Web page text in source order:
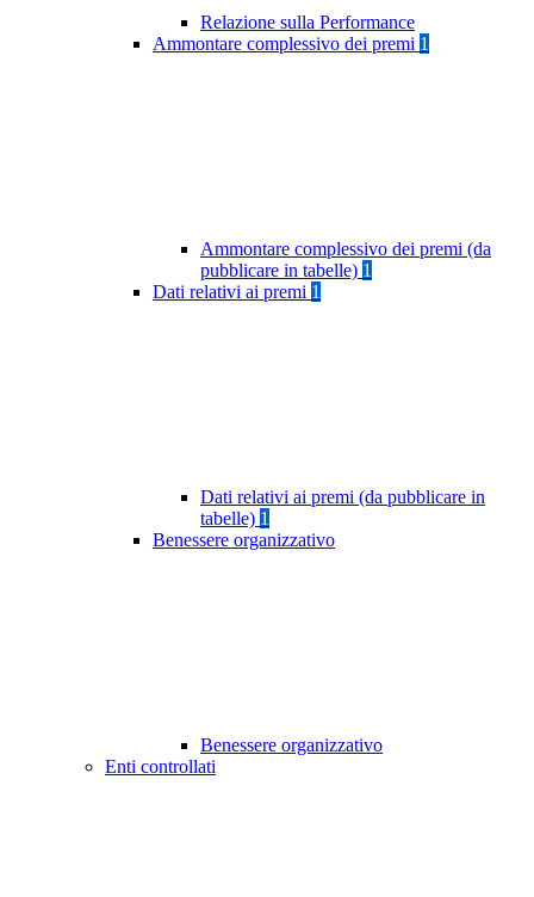
Relazione sulla Performance
Ammontare complessivo dei premi 1
Ammontare complessivo dei premi (da
pubblicare in tabelle) 1
Dati relativi ai premi 1
Dati relativi ai premi (da pubblicare in
tabelle) 1
Benessere organizzativo
Benessere organizzativo
Enti controllati